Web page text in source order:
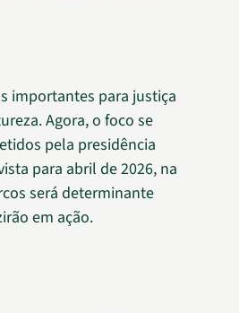
importantes para justiça
Agora, o foco se
pela presidência
para abril de 2026, na
será determinante
em ação.